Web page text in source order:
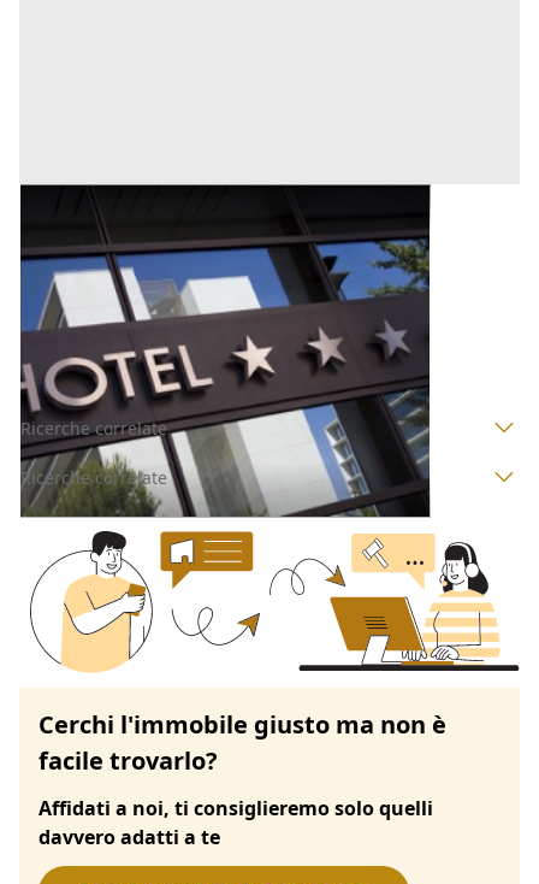
Alberghi all'asta a Nuoro
Nuoro (Nuoro)
Offerta minima
1.723.010,01 € 2.297.346,68 €
Codice asta:
Asta chiusa
Ricerche correlate
Ricerche correlate
Cerchi l'immobile giusto ma non è
facile trovarlo?
Affidati a noi, ti consiglieremo solo quelli
davvero adatti a te